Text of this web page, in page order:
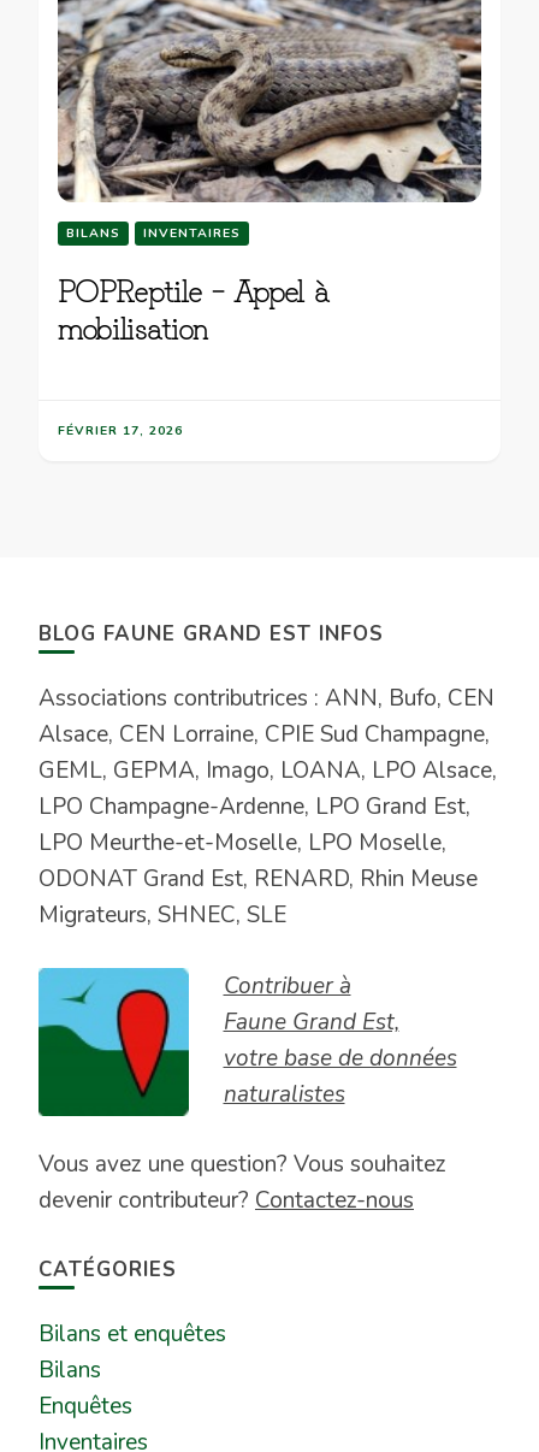
BILANS INVENTAIRES
POPReptile – Appel à
mobilisation
FÉVRIER 17, 2026
BLOG FAUNE GRAND EST INFOS
Associations contributrices : ANN, Bufo, CEN
Alsace, CEN Lorraine, CPIE Sud Champagne,
GEML, GEPMA, Imago, LOANA, LPO Alsace,
LPO Champagne-Ardenne, LPO Grand Est,
LPO Meurthe-et-Moselle, LPO Moselle,
ODONAT Grand Est, RENARD, Rhin Meuse
Migrateurs, SHNEC, SLE
Contribuer à
Faune Grand Est,
votre base de données
naturalistes
Vous avez une question? Vous souhaitez
devenir contributeur? Contactez-nous
CATÉGORIES
Bilans et enquêtes
Bilans
Enquêtes
Inventaires